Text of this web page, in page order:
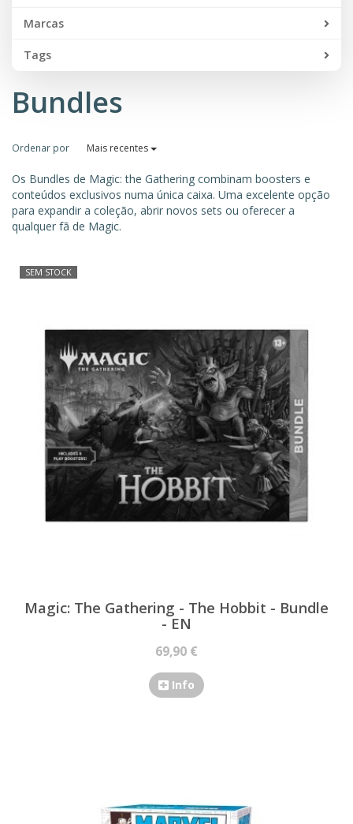
Marcas
Tags
Bundles
Ordenar por Mais recentes
Os Bundles de Magic: the Gathering combinam boosters e
conteúdos exclusivos numa única caixa. Uma excelente opção
para expandir a coleção, abrir novos sets ou oferecer a
qualquer fã de Magic.
SEM STOCK
Magic: The Gathering - The Hobbit - Bundle
- EN
69,90 €
Info